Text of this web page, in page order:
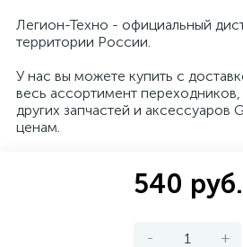
Легион-Техно - официальный
территории России.
У нас вы можете купить с
весь ассортимент
других запчастей и аксессуаров
ценам.
540 руб.
- +